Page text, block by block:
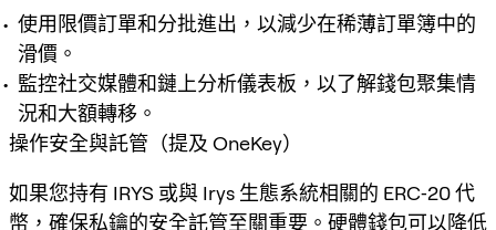
使用限價訂單和分批進出，以減少在稀薄訂單簿中的
滑價。
監控社交媒體和鏈上分析儀表板，以了解錢包聚集情
況和大額轉移。
操作安全與託管（提及 OneKey）
如果您持有 IRYS 或與 Irys 生態系統相關的 ERC‑20 代
幣，確保私鑰的安全託管至關重要。硬體錢包可以降低